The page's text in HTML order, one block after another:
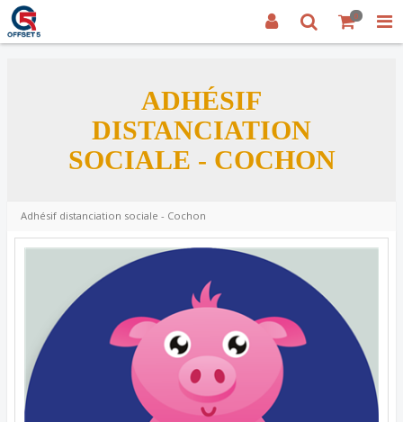
0
ADHÉSIF
DISTANCIATION
SOCIALE - COCHON
Adhésif distanciation sociale - Cochon